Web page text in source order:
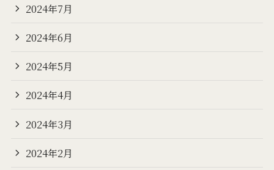
2024年7月
2024年6月
2024年5月
2024年4月
2024年3月
2024年2月